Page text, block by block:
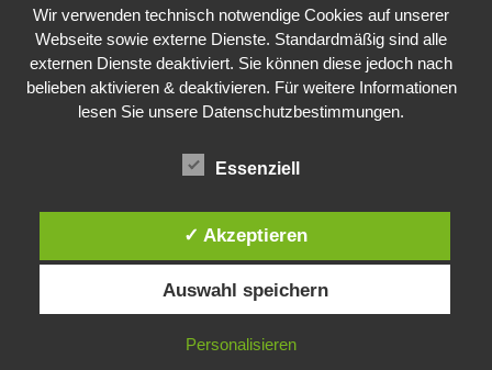
Public Sector, Kunst, Design
Wir verwenden technisch notwendige Cookies auf unserer
Webseite sowie externe Dienste. Standardmäßig sind alle
externen Dienste deaktiviert. Sie können diese jedoch nach
belieben aktivieren & deaktivieren. Für weitere Informationen
lesen Sie unsere Datenschutzbestimmungen.
Essenziell
✓ Akzeptieren
Auswahl speichern
Personalisieren